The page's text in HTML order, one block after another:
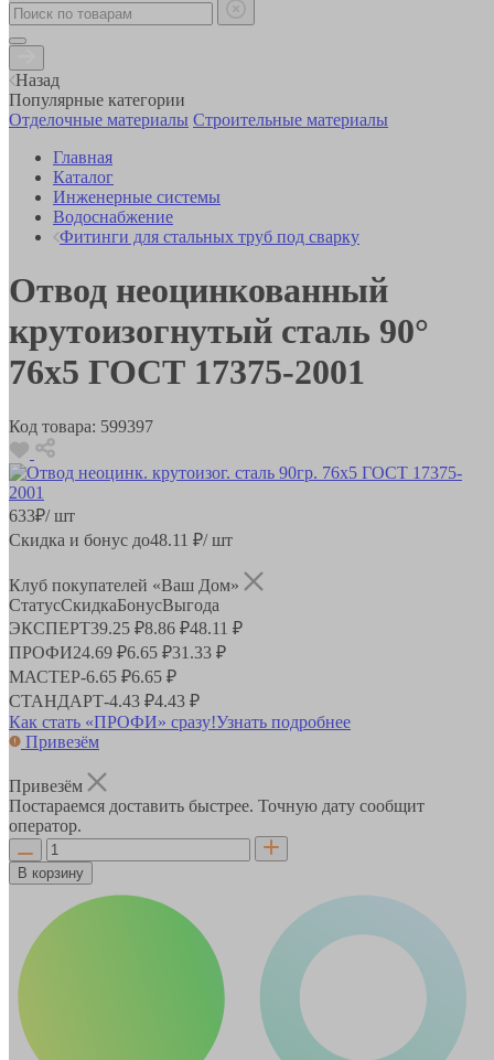
Назад
Популярные категории
Отделочные материалы Строительные материалы
Главная
Каталог
Инженерные системы
Водоснабжение
Фитинги для стальных труб под сварку
Отвод неоцинкованный
крутоизогнутый сталь 90°
76х5 ГОСТ 17375-2001
Код товара: 599397
633₽/ шт
Скидка и бонус до48.11 ₽/ шт
Клуб покупателей «Ваш Дом»
СтатусСкидкаБонусВыгода
ЭКСПЕРТ39.25 ₽8.86 ₽48.11 ₽
ПРОФИ24.69 ₽6.65 ₽31.33 ₽
МАСТЕР-6.65 ₽6.65 ₽
СТАНДАРТ-4.43 ₽4.43 ₽
Как стать «ПРОФИ» сразу!Узнать подробнее
Привезём
Привезём
Постараемся доставить быстрее. Точную дату сообщит
оператор.
В корзину